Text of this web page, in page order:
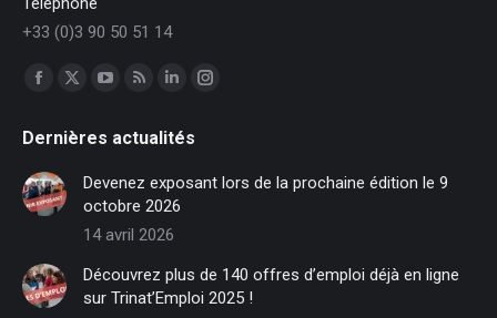
+33 (0)3 90 50 51 14
Trouvez nous sur :
Facebook
opens
in
new
window
X
opens
new
window
opens
in
new
window
opens
in
new
window
LinkedIn
opens
in
new
window
Instagram
in
Dernières actualités
Devenez exposant lors de la prochaine édition le 9
octobre 2026
14 avril 2026
Découvrez plus de 140 offres d’emploi déjà en ligne
sur Trinat’Emploi 2025 !